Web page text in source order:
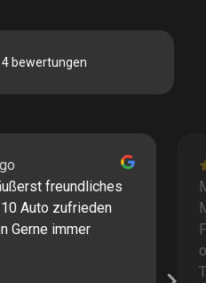
bewertungen
freundliches
Auto zufrieden
Gerne immer